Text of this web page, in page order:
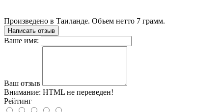
Произведено в Таиланде. Объем нетто 7 грамм.
Написать отзыв
Ваше имя:
Ваш отзыв
Внимание: HTML не переведен!
Рейтинг